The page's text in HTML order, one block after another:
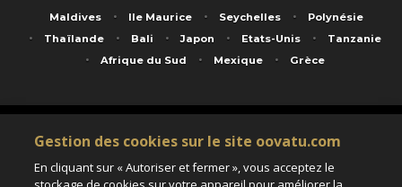
Maldives Ile Maurice Seychelles
Polynésie
Thaïlande
Bali Japon Etats-Unis
Tanzanie
Afrique du Sud
Mexique Grèce
Service animé par Nautil Voyages - 22 rue Georges Picquart 75017 Paris - S.A.S
au capital de 155 696 euros - RCS Paris B 423 671 973 - Code APE 7911Z
Matricule Atout France IM075100020 - Garantie financière Groupama - Agrément IATA
Gestion des cookies sur le site oovatu.com
En cliquant sur « Autoriser et fermer », vous acceptez le